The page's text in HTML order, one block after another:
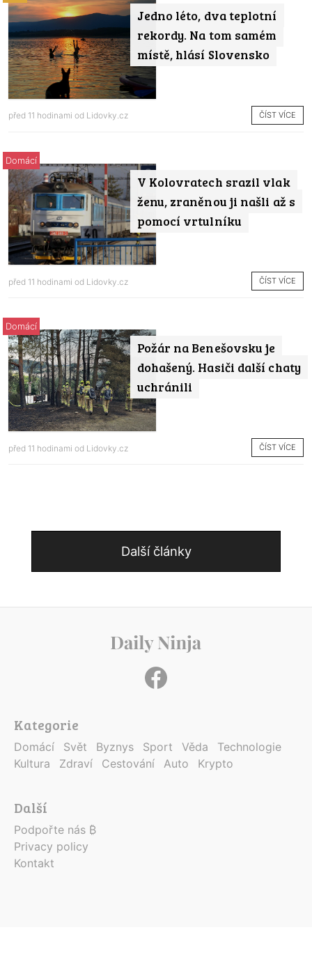
Jedno léto, dva teplotní
rekordy. Na tom samém
místě, hlásí Slovensko
před 11 hodinami od Lidovky.cz ČÍST VÍCE
V Kolovratech srazil vlak
ženu, zraněnou ji našli až s
pomocí vrtulníku
Domácí
před 11 hodinami od Lidovky.cz ČÍST VÍCE
Požár na Benešovsku je
dohašený. Hasiči další chaty
uchránili
Domácí
před 11 hodinami od Lidovky.cz ČÍST VÍCE
Další články
Kategorie
Domácí Svět Byznys Sport Věda
Technologie
Kultura
Zdraví Cestování Auto Krypto
Další
Podpořte nás ₿
Privacy policy
Kontakt